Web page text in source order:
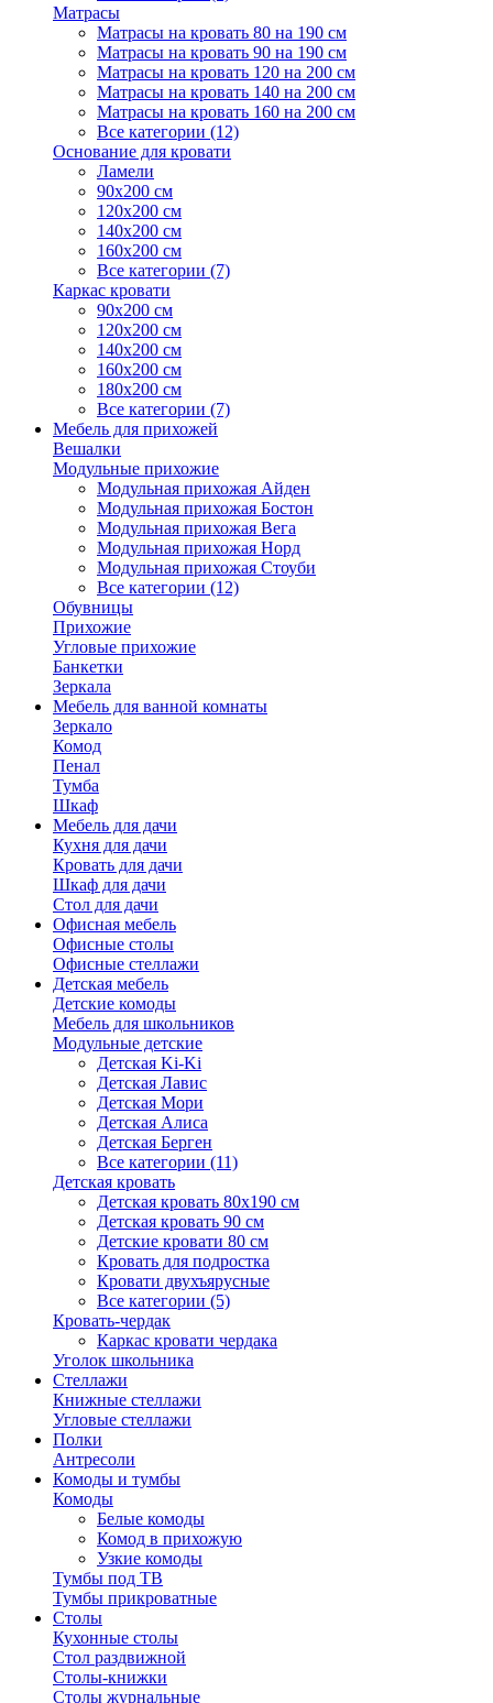
Матрасы
Матрасы на кровать 80 на 190 см
Матрасы на кровать 90 на 190 см
Матрасы на кровать 120 на 200 см
Матрасы на кровать 140 на 200 см
Матрасы на кровать 160 на 200 см
Все категории (12)
Основание для кровати
Ламели
90х200 см
120х200 см
140х200 см
160х200 см
Все категории (7)
Каркас кровати
90х200 см
120х200 см
140х200 см
160х200 см
180х200 см
Все категории (7)
Мебель для прихожей
Вешалки
Модульные прихожие
Модульная прихожая Айден
Модульная прихожая Бостон
Модульная прихожая Вега
Модульная прихожая Норд
Модульная прихожая Стоуби
Все категории (12)
Обувницы
Прихожие
Угловые прихожие
Банкетки
Зеркала
Мебель для ванной комнаты
Зеркало
Комод
Пенал
Тумба
Шкаф
Мебель для дачи
Кухня для дачи
Кровать для дачи
Шкаф для дачи
Стол для дачи
Офисная мебель
Офисные столы
Офисные стеллажи
Детская мебель
Детские комоды
Мебель для школьников
Модульные детские
Детская Ki-Ki
Детская Лавис
Детская Мори
Детская Алиса
Детская Берген
Все категории (11)
Детская кровать
Детская кровать 80х190 см
Детская кровать 90 см
Детские кровати 80 см
Кровать для подростка
Кровати двухъярусные
Все категории (5)
Кровать-чердак
Каркас кровати чердака
Уголок школьника
Стеллажи
Книжные стеллажи
Угловые стеллажи
Полки
Антресоли
Комоды и тумбы
Комоды
Белые комоды
Комод в прихожую
Узкие комоды
Тумбы под ТВ
Тумбы прикроватные
Столы
Кухонные столы
Стол раздвижной
Столы-книжки
Столы журнальные